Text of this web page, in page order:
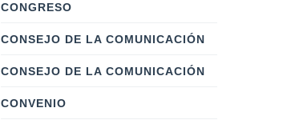
CONGRESO
CONSEJO DE LA COMUNICACIÓN
CONSEJO DE LA COMUNICACIÓN
CONVENIO